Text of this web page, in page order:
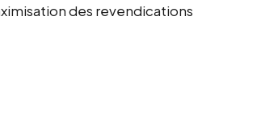
des revendications